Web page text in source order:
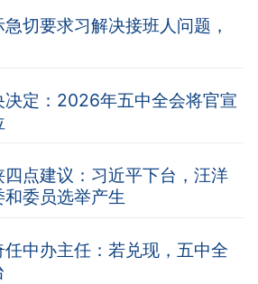
切要求习解决接班人问题，
决定：2026年五中全会将官宣
点建议：习近平下台，汪洋
委员选举产生
中办主任：若兑现，五中全